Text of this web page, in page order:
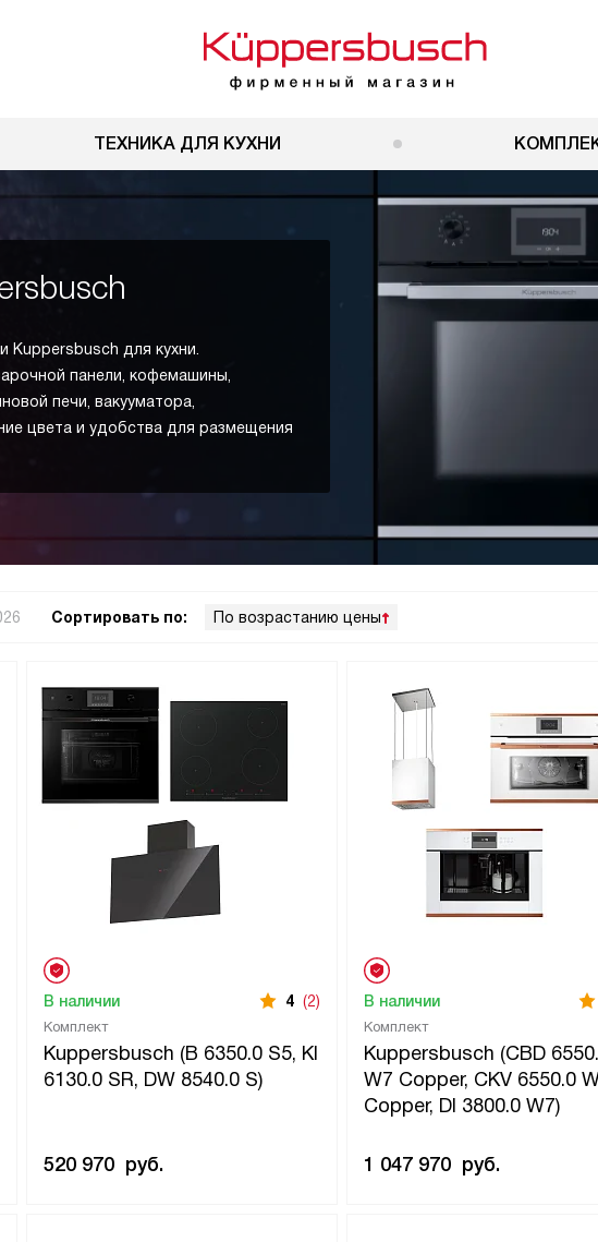
ТЕХНИКА ДЛЯ КУХНИ
Kuppersbusch для кухни.
панели, кофемашины,
печи, вакууматора,
цвета и удобства для размещения
Сортировать по: По возрастанию цены
Комплект
Kuppersbusch (B 6350.0 S5, KI
6130.0 SR, DW 8540.0 S)
В наличии 4 (2)
520 970 руб.
Комплект
Kuppersbusch (CBD
W7 Copper, CKV 6550.0
Copper, DI 3800.0 W7)
В наличии
1 047 970 руб.